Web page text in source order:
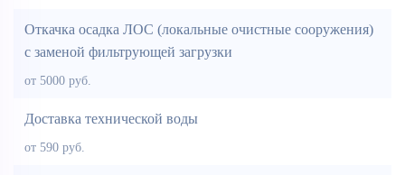
Откачка осадка ЛОС (локальные очистные сооружения)
с заменой фильтрующей загрузки
от 5000 руб.
Доставка технической воды
от 590 руб.